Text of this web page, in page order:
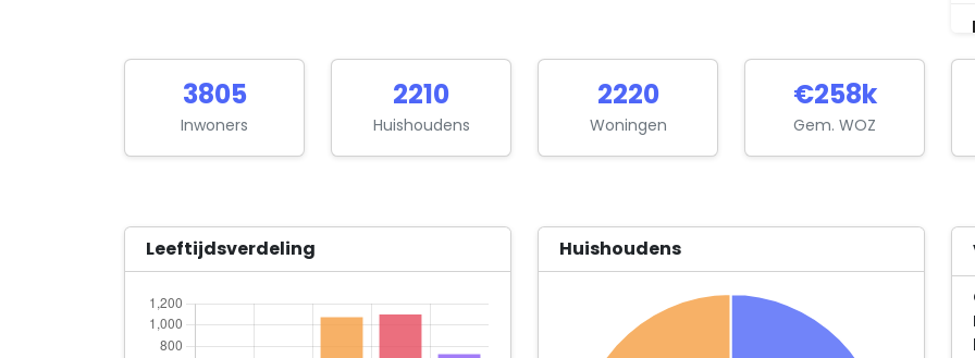
3805
Inwoners
2210
Huishoudens
2220
Woningen
€258k
Gem. WOZ
Leeftijdsverdeling Huishoudens